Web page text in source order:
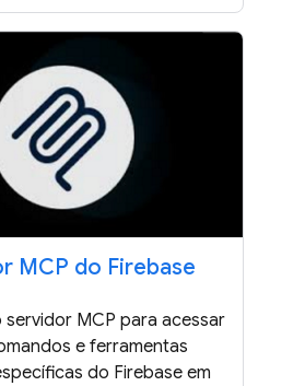
MCP do Firebase
servidor MCP para acessar
e ferramentas
do Firebase em